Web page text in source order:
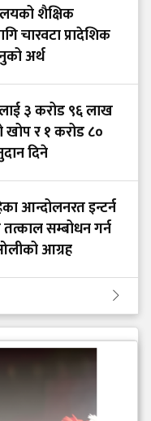
शैक्षिक
चारवटा प्रादेशिक
अर्थ
३ करोड ९६ लाख
खोप र १ करोड ८०
दिने
आन्दोलनरत इन्टर्न
सम्बोधन गर्न
आग्रह